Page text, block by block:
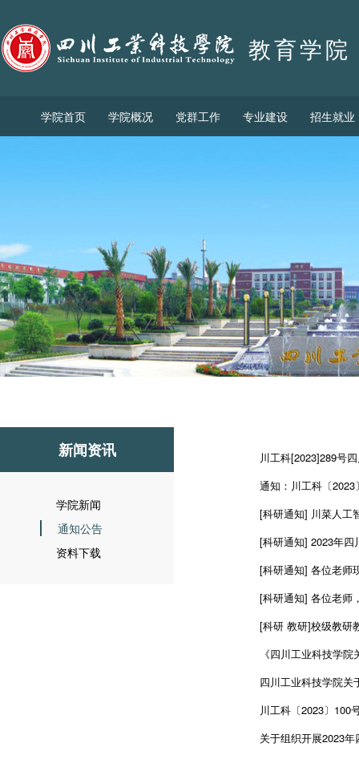
教育学院
学院首页 学院概况 党群工作 专业建设 招生就业
新闻资讯
学院新闻
通知公告
资料下载
川工科[2023]289号
通知：川工科〔
[科研通知] 川菜人工
[科研通知] 2023年四
[科研通知] 各位老师
[科研通知] 各位老师
[科研 教研]校级教研
《四川工业科技学
四川工业科技学院关
川工科〔2023〕100
关于组织开展2023